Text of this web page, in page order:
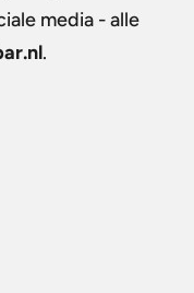
media - alle
.